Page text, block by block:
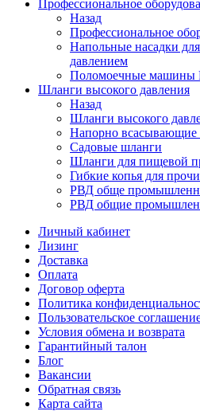
Профессиональное
Назад
Профессиональное
Напольные насадки
давлением
Поломоечные машины
Шланги высокого давления
Назад
Шланги высокого
Напорно всасывающие
Садовые шланги
Шланги для пищевой
Гибкие копья для
РВД обще
РВД общие
Личный кабинет
Лизинг
Доставка
Оплата
Договор оферта
Политика
Пользовательское
Условия обмена и возврата
Гарантийный талон
Блог
Вакансии
Обратная связь
Карта сайта